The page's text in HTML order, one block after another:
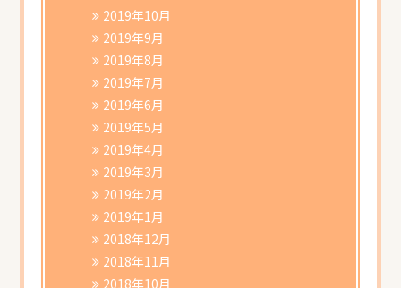
2019年10月
2019年9月
2019年8月
2019年7月
2019年6月
2019年5月
2019年4月
2019年3月
2019年2月
2019年1月
2018年12月
2018年11月
2018年10月